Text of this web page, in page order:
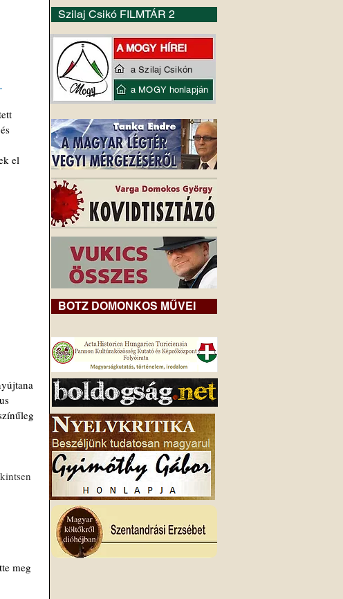
el
meg
Szilaj Csikó FILMTÁR 2
BOTZ DOMONKOS MŰVEI
a Szilaj Csikón
a MOGY honlapján